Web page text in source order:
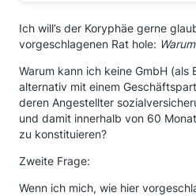
Ich will’s der Koryphäe gerne
vorgeschlagenen Rat hole: Warum
Warum kann ich keine GmbH (als
alternativ mit einem
deren Angestellter
und damit innerhalb von 60
zu konstituieren?
Zweite Frage:
Wenn ich mich, wie hier